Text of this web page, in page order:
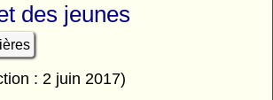
des jeunes
: 2 juin 2017)